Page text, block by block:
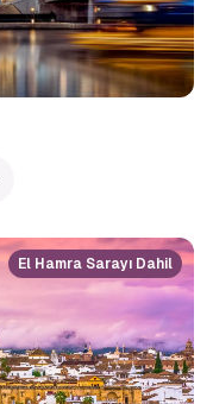
El Hamra Sarayı Dahil